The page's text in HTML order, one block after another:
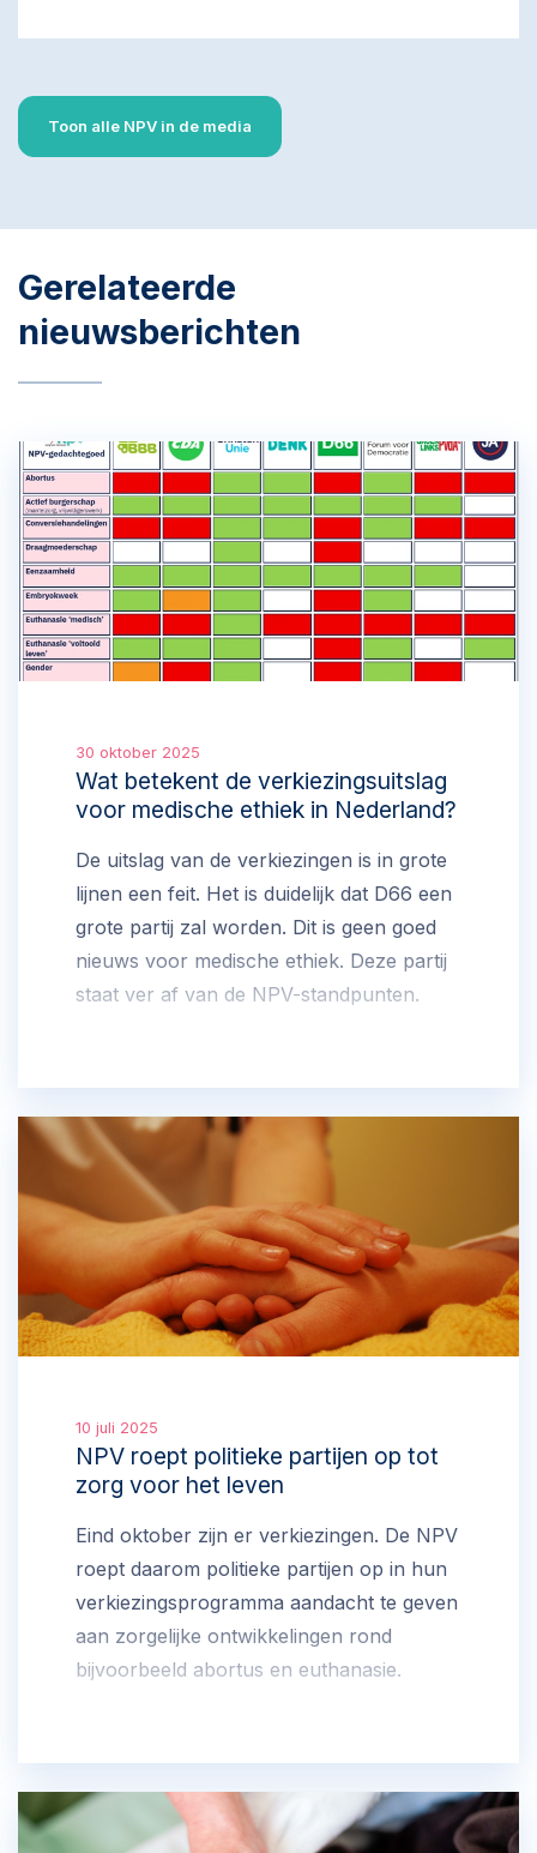
Toon alle NPV in de media
Gerelateerde
nieuwsberichten
30 oktober 2025
Wat betekent de verkiezingsuitslag
voor medische ethiek in Nederland?
De uitslag van de verkiezingen is in grote
lijnen een feit. Het is duidelijk dat D66 een
grote partij zal worden. Dit is geen goed
nieuws voor medische ethiek. Deze partij
staat ver af van de NPV-standpunten.
10 juli 2025
NPV roept politieke partijen op tot
zorg voor het leven
Eind oktober zijn er verkiezingen. De NPV
roept daarom politieke partijen op in hun
verkiezingsprogramma aandacht te geven
aan zorgelijke ontwikkelingen rond
bijvoorbeeld abortus en euthanasie.